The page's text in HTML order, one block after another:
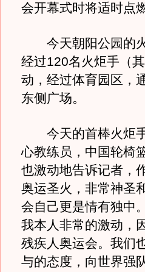
会开幕式时将适时点
今天朝阳公园的火
经过120名火炬手（
动，经过体育园区，
东侧广场。
今天的首棒火炬手
心教练员，中国轮椅
也激动地告诉记者，
奥运圣火，非常神圣
会自己更是情有独中
我本人非常的激动，
残疾人奥运会。我们
与的态度，向世界强